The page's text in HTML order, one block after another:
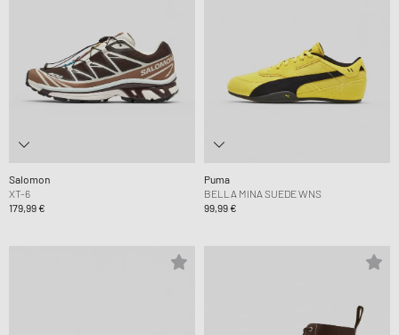
Salomon
XT-6
179,99 €
Puma
BELLA MINA SUEDE WNS
99,99 €